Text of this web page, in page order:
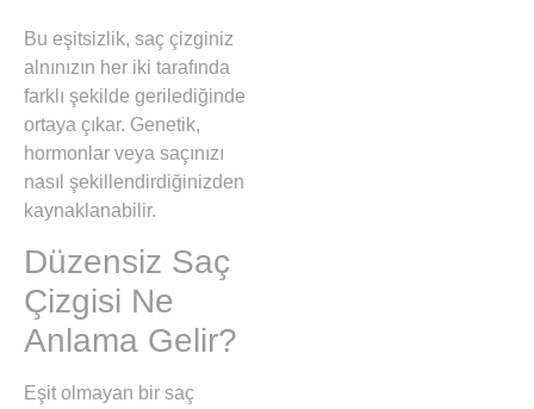
Bu eşitsizlik, saç çizginiz
alnınızın her iki tarafında
farklı şekilde gerilediğinde
ortaya çıkar. Genetik,
hormonlar veya saçınızı
nasıl şekillendirdiğinizden
kaynaklanabilir.
Düzensiz Saç
Çizgisi Ne
Anlama Gelir?
Eşit olmayan bir saç